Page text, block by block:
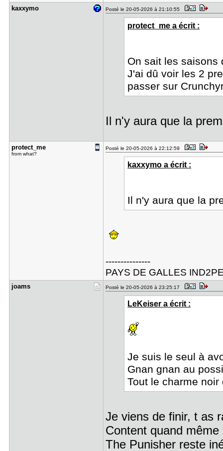
kaxxymo Posté le 20-05-2026 à 21:10:55
protect_me a écrit :
On sait les
J'ai dû voir les 2
passer sur
Il n'y aura que la
protect_me
from what?
Posté le 20-05-2026 à 22:12:59
kaxxymo a écrit :
Il n'y aura que la
---------------
PAYS DE GALLES
joams Posté le 20-05-2026 à 23:25:17
LeKeiser a écrit :
Je suis le seul à
Gnan gnan au
Tout le charme
Je viens de finir, t as
Content quand
The Punisher reste